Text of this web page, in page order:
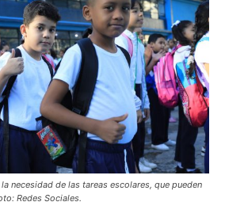
necesidad de las tareas escolares, que pueden
Redes Sociales.